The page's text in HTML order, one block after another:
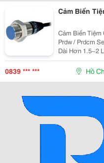
Cảm Biến
Cảm Biến Tiệm
Prdw / Prdcm
Dài Hơn 1.5~2
Thực Hiện Với
Nhất Thế Giới
0839 *** *** Hồ